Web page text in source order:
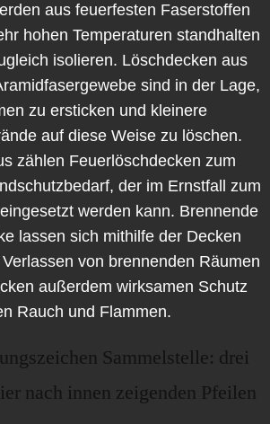
aus feuerfesten Faserstoffen
hohen Temperaturen standhalten
isolieren. Löschdecken aus
sind in der Lage,
zu ersticken und kleinere
auf diese Weise zu löschen.
zählen Feuerlöschdecken zum
der im Ernstfall zum
werden kann. Brennende
lassen sich mithilfe der Decken
von brennenden Räumen
außerdem wirksamen Schutz
Rauch und Flammen.